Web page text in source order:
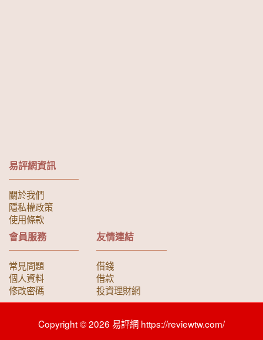
易評網資訊
關於我們
隱私權政策
使用條款
會員服務
常見問題
個人資料
修改密碼
友情連結
借錢
借款
投資理財網
Copyright © 2026 易評網 https://reviewtw.com/